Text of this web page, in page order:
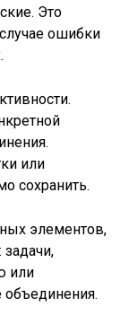
Это
ошибки
или
сохранить.
элементов,
задачи,
или
объединения.